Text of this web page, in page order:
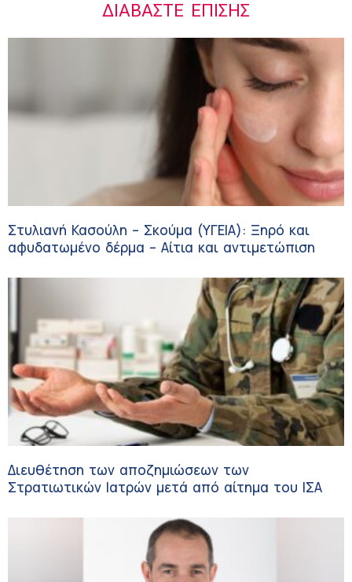
ΔΙΑΒΆΣΤΕ ΕΠΊΣΗΣ
Στυλιανή Κασούλη – Σκούμα (ΥΓΕΙΑ): Ξηρό και
αφυδατωμένο δέρμα – Αίτια και αντιμετώπιση
Διευθέτηση των αποζημιώσεων των
Στρατιωτικών Ιατρών μετά από αίτημα του ΙΣΑ